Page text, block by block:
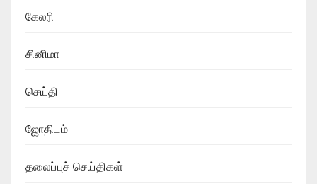
கேலரி
சினிமா
செய்தி
ஜோதிடம்
தலைப்புச் செய்திகள்